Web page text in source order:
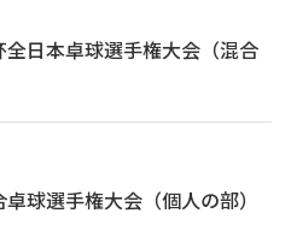
日本卓球選手権大会（混合
球選手権大会（個人の部）